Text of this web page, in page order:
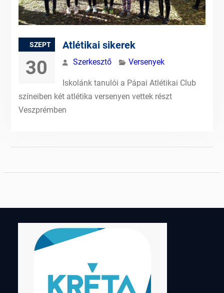
SZEPT
30
Atlétikai sikerek
Szerkesztő Versenyek
Iskolánk tanulói a Pápai Atlétikai Club
színeiben két atlétika versenyen vettek részt
Veszprémben